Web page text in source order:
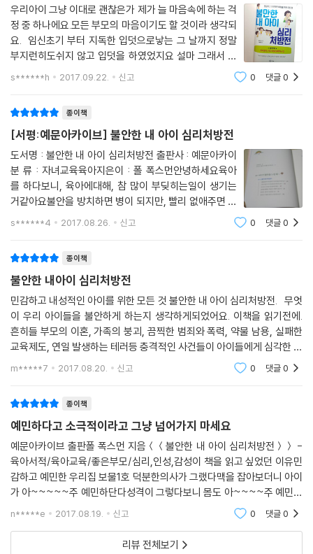
박장애’, 별다른 이유 없이 극심한 불안감에 휩싸이거나 발작을 일으키는
‘공황장애’, 질병을 앓았거나 앓으면서 생기는 ‘건강에 대한 불안’ 등이 있
다.
“불안한 엄마가 먼저 읽어야 할 책”_불안의 대물림
다. 쉽게 드러나지 않아도 성인 중에 불안으로 고통받는 사람은 많다. 심지
어 엄마 자신이 아이와 떨어져서 생기는 분리불안을 겪는 경우도 있다.
아이는 무엇이든 부모를 따라 배우기 때문에 부모의 불안한 모습도 그대로
배운다. 엄마가 완벽주의적인 성격이 있다면 아이도 자신을 또래들과 비교
하고 좋지 않은 성과가 났을 때는 크게 실망한다. 또 엄마의 눈치를 자주 살
피고 인정받으려고 칭찬받을 만한 일을 찾는다. 반대로 칭찬받지 못하면
몹시 침울해진다. 심지어는 ‘완벽하게 못할 바에야 아무것도 하지 않는 편
이 낫다’는 생각에 빠져서 의욕을 상실하고 어려운 과제는 회피하고 미루
정하는 습관이 있다면 아이는 보고 자란대로 “세상은 안전하지 않아”, “안
좋은 일이 일어날 거야”, “긴장을 풀어서는 안 돼”, “사람들은 믿을 수 없
어”, “절대 충분하지 않아” 같은 부정적인 말들을 달고 산다.
“생각의 습관을 고치면 불안은 사라진다”_자존감 높이기 연습
불안은 두려움과 관계가 깊지만 다르다. 두려움은 명백한 위험이나 실질적
인 위협이 있을 때 나타나는 반응인 반면 불안은 위험이나 위협이 인지될
성을 미리 걱정하는 생각 습관이다. 특히 ‘불안 특성’을 가진 아이들은 과도
하고 불합리하고 비현실적인 걱정에 휩싸이기 쉽다. 이런 아이들에게는 긍
정적인 생각을 갖도록 유도하면 불안을 줄일 수 있다.
평소에 부모가 걱정하는 모습은 보이지 말고, 아이에게 긍정적인 메시지를
주려고 노력하자. 부정적인 사고를 하던 아이가 긍정적 사고를 하게 되면
자존감이 높아진다. 폭스먼 박사는 “자기 생각이나 감정을 적극적으로 표
현하게 하는 것도 자존감을 높여주는 방법”이라고 말한다. 아이에 대한 비
판은 줄이고 성과뿐 아니라 과정에 대한 칭찬을 해주자. 자존감은 한 사람
으로서의 가치를 인정받을 때도 생긴다는 점을 잊지 말자. 자존감이 높아
진 아이는 쉽게 불안을 느끼지 않으며, 다른 사람에 대한 두려움도 적어서
우리아이 그냥 이대로 괜찮은가 제가 늘 마음속에 하는 걱
정 중 하나에요.모든 부모의 마음이기도 할 것이라 생각되
요. 임신초기 부터 지독한 입덧으로낳는 그 날까지 정말
부지런히도쉬지 않고 입덧을 하였었지요 설마 그래서 일
까? 하는 생각도 엄청 많이 했었어요.우리 율이는 신생아
s******h 2017.09.22. 신고 0 댓글0
종이책
[서평:예문아카이브] 불안한 내 아이 심리처방전
도서명 : 불안한 내 아이 심리처방전 출판사 : 예문아카이
분 류 : 자녀교육육아지은이 : 폴 폭스먼안녕하세요육아
를 하다보니, 육아에대해, 참 많이 부딪히는일이 생기는
거같아요불안을 방치하면 병이 되지만, 빨리 없애주면 자
존감과 사회성이 높아진다라는말에 관심이 가더라고요.
s******4 2017.08.26. 신고 0 댓글0
종이책
불안한 내아이 심리처방전
민감하고 내성적인 아이를 위한 모든 것 불안한 내 아이 심리처방전. 무엇
이 우리 아이들을 불안하게 하는지 생각하게되었어요. 이책을 읽기전에.
흔히들 부모의 이혼, 가족의 붕괴, 끔찍한 범죄와 폭력, 약물 남용, 실패한
교육제도, 연일 발생하는 테러등 충격적인 사건들이 아이들에게 심각한 영
향을 미치고 불안을 불러일으킨다고 하지요. 하지만, 육아하면서
m*****7 2017.08.20. 신고 0 댓글0
종이책
예민하다고 소극적이라고 그냥 넘어가지 마세요
예문아카이브 출판폴 폭스먼 지음＜＜불안한 내 아이 심리처방전＞＞ -
육아서적/육아교육/좋은부모/심리,인성,감성이 책을 읽고 싶었던 이유민
감하고 예민한 우리집 보물1호 덕분한의사가 그랬다맥을 잡아보더니 아이
가 아~~~~~주 예민하단다성격이 그렇다보니 몸도 아~~~~주 예민하
게 돌아갈 수 밖에 없다고또 어떤책에서는 그러더라분명 가족력이 있다고
n*****e 2017.08.19. 신고 0 댓글0
리뷰 전체보기